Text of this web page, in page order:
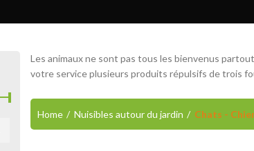
Les animaux ne sont pas tous les bienvenus
votre service plusieurs produits répulsifs de trois
Home Nuisibles autour du jardin Chats -